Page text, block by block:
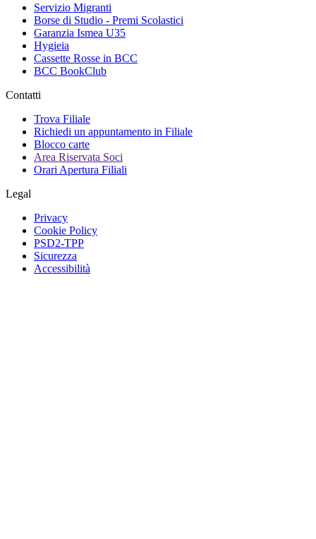
Servizio Migranti
Borse di Studio - Premi Scolastici
Garanzia Ismea U35
Hygieia
Cassette Rosse in BCC
BCC BookClub
Contatti
Trova Filiale
Richiedi un appuntamento in Filiale
Blocco carte
Area Riservata Soci
Orari Apertura Filiali
Legal
Privacy
Cookie Policy
PSD2-TPP
Sicurezza
Accessibilità